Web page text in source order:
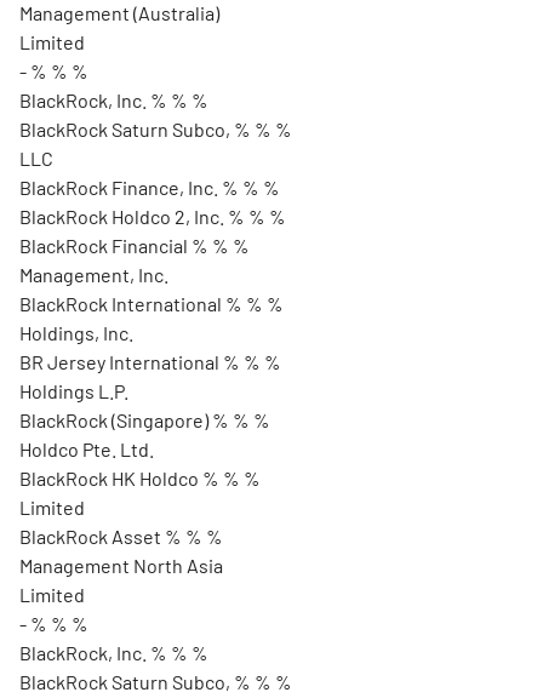
Management (Australia)
Limited
- % % %
BlackRock, Inc. % % %
BlackRock Saturn Subco, % % %
LLC
BlackRock Finance, Inc. % % %
BlackRock Holdco 2, Inc. % % %
BlackRock Financial % % %
Management, Inc.
BlackRock International % % %
Holdings, Inc.
BR Jersey International % % %
Holdings L.P.
BlackRock (Singapore) % % %
Holdco Pte. Ltd.
BlackRock HK Holdco % % %
Limited
BlackRock Asset % % %
Management North Asia
Limited
- % % %
BlackRock, Inc. % % %
BlackRock Saturn Subco, % % %